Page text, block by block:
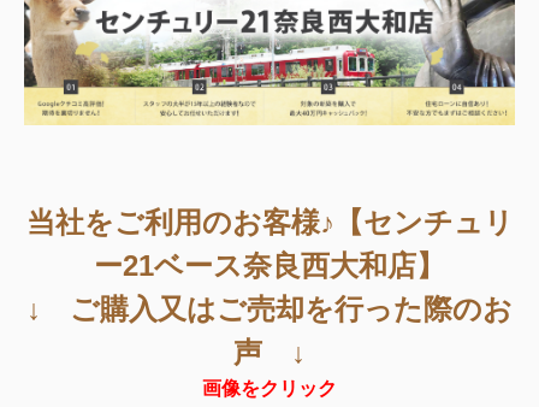
当社をご利用のお客様♪【センチュリ
ー21ベース奈良西大和店】
↓ ご購入又はご売却を行った際のお
声 ↓
画像をクリック